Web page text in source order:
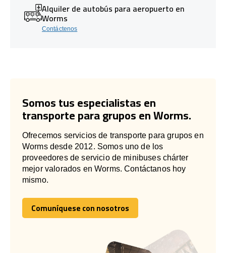
Alquiler de autobús para aeropuerto en
Worms
Contáctenos
Somos tus especialistas en
transporte para grupos en Worms.
Ofrecemos servicios de transporte para grupos en
Worms desde 2012. Somos uno de los
proveedores de servicio de minibuses chárter
mejor valorados en Worms. Contáctanos hoy
mismo.
Comuníquese con nosotros
Comuníquese con nosotros